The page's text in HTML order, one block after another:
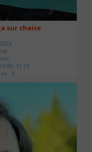
sur chaise
11:15
: 3